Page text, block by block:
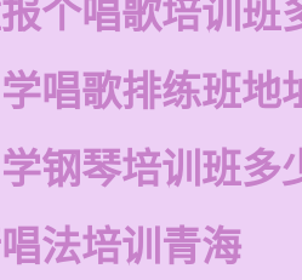
个唱歌培训班
唱歌排练班地
钢琴培训班多
法培训青海